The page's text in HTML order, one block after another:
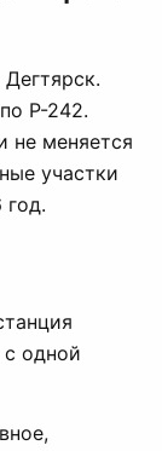
Р-242.
не меняется
участки
одной